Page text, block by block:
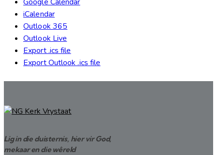
iCalendar
Outlook 365
Outlook Live
Export .ics file
Export Outlook .ics file
Lig in die duisternis, hier vir God,
mekaar en die wêreld